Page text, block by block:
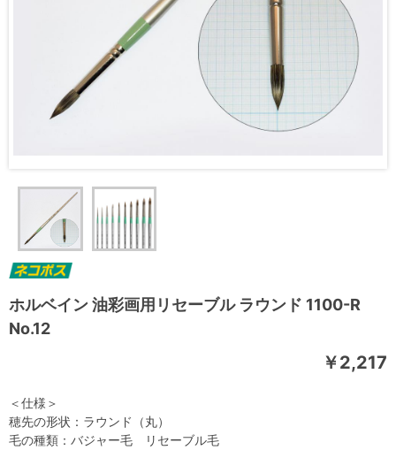
ホルベイン 油彩画用リセーブル ラウンド 1100-R
No.12
￥2,217
＜仕様＞
穂先の形状：ラウンド（丸）
毛の種類：バジャー毛 リセーブル毛